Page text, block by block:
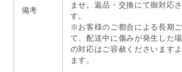
備考
ませ。返品・交換にて御対応
す。
※お客様のご都合による長期
て、配送中に傷みが発生した
の対応はご容赦くださいます
ます。